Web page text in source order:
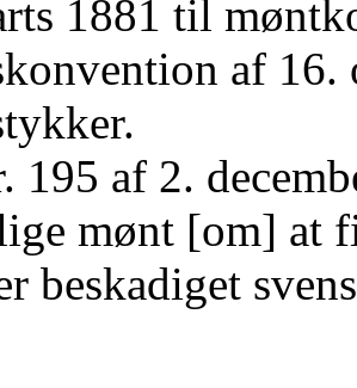
1881 til
af 16.
195 af 2.
mønt [om] at
beskadiget